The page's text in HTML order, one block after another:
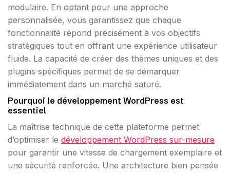
modulaire. En optant pour une approche
personnalisée, vous garantissez que chaque
fonctionnalité répond précisément à vos objectifs
stratégiques tout en offrant une expérience utilisateur
fluide. La capacité de créer des thèmes uniques et des
plugins spécifiques permet de se démarquer
immédiatement dans un marché saturé.
Pourquoi le développement WordPress est
essentiel
La maîtrise technique de cette plateforme permet
d’optimiser le développement WordPress sur-mesure
pour garantir une vitesse de chargement exemplaire et
une sécurité renforcée. Une architecture bien pensée